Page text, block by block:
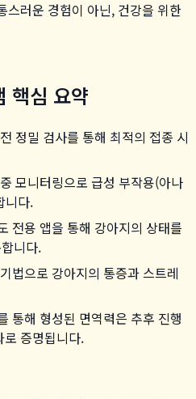
스러운 경험이 아닌, 건강을 위한
핵심 요약
정밀 검사를 통해 최적의 접종 시
모니터링으로 급성 부작용(아나
니다.
전용 앱을 통해 강아지의 상태를
니다.
법으로 강아지의 통증과 스트레
통해 형성된 면역력은 추후 진행
로 증명됩니다.